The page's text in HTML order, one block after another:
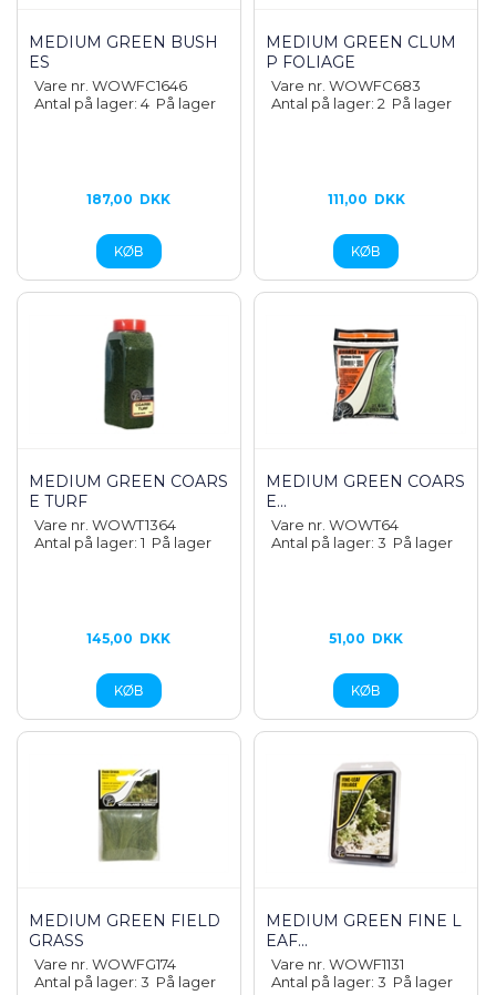
MEDIUM GREEN BUSH
ES
Vare nr. WOWFC1646
Antal på lager: 4 På lager
187,00 DKK
MEDIUM GREEN CLUM
P FOLIAGE
Vare nr. WOWFC683
Antal på lager: 2 På lager
111,00 DKK
MEDIUM GREEN COARS
E TURF
Vare nr. WOWT1364
Antal på lager: 1 På lager
145,00 DKK
MEDIUM GREEN COARS
E...
Vare nr. WOWT64
Antal på lager: 3 På lager
51,00 DKK
MEDIUM GREEN FIELD
GRASS
Vare nr. WOWFG174
Antal på lager: 3 På lager
MEDIUM GREEN FINE L
EAF...
Vare nr. WOWF1131
Antal på lager: 3 På lager